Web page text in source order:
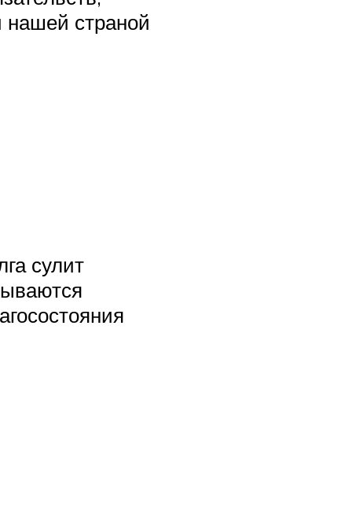
нашей страной
сулит